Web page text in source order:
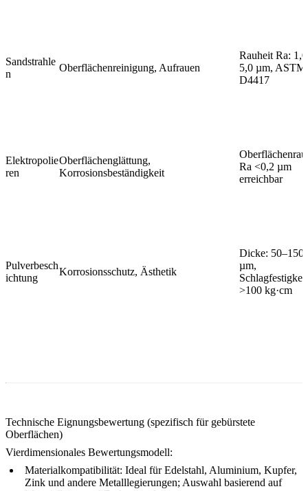
Sandstrahle
n
Oberflächenreinigung, Aufrauen
Rauheit Ra:
5,0 µm, ASTM
D4417
Elektropolie
ren
Oberflächenglättung,
Korrosionsbeständigkeit
Ra <0,2 µm
erreichbar
Pulverbesch
ichtung
Korrosionsschutz, Ästhetik
Dicke: 50–150
µm,
Schlagfestigkeit
>100 kg·cm
Technische Eignungsbewertung (spezifisch für gebürstete
Oberflächen)
Vierdimensionales Bewertungsmodell:
Materialkompatibilität: Ideal für Edelstahl, Aluminium, Kupfer,
Zink und andere Metalllegierungen; Auswahl basierend auf